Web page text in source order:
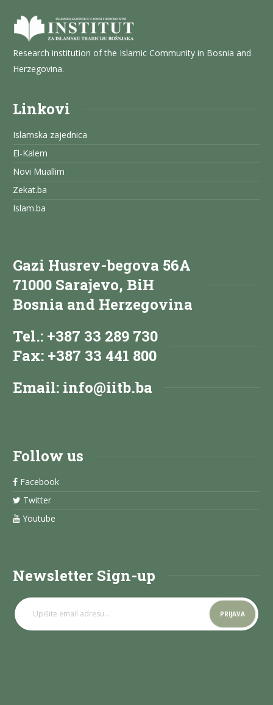
Research institution of the Islamic Community in Bosnia and
Herzegovina.
Linkovi
Islamska zajednica
El-Kalem
Novi Muallim
Zekat.ba
Islam.ba
Gazi Husrev-begova 56A
71000 Sarajevo, BiH
Bosnia and Herzegovina
Tel.: +387 33 289 730
Fax: +387 33 441 800
Email: info@iitb.ba
Follow us
Facebook
Twitter
Youtube
Newsletter Sign-up